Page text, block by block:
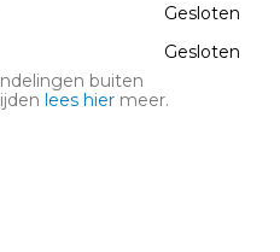
Gesloten
Gesloten
buiten
lees hier meer.